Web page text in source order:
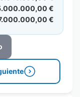
€
€